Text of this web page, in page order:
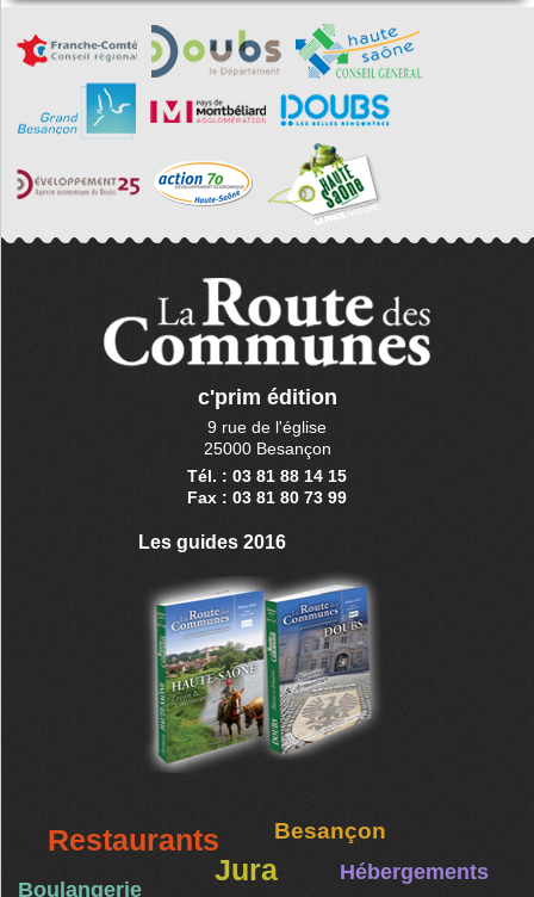
c'prim édition
9 rue de l'église
25000 Besançon
Tél. : 03 81 88 14 15
Fax : 03 81 80 73 99
Les guides 2016
Restaurants Besançon
Jura Hébergements
Boulangerie